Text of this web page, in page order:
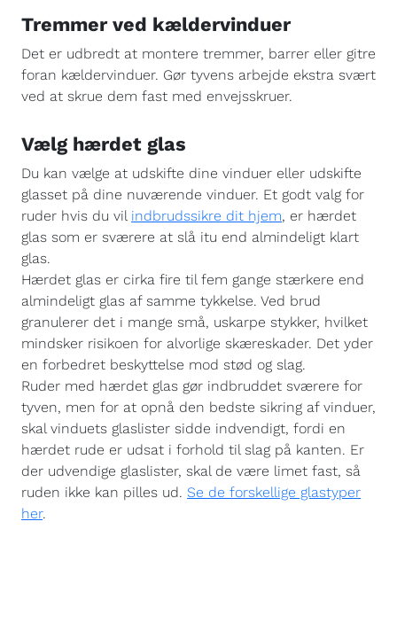
Tremmer ved kældervinduer
Det er udbredt at montere tremmer, barrer eller gitre
foran kældervinduer. Gør tyvens arbejde ekstra svært
ved at skrue dem fast med envejsskruer.
Vælg hærdet glas
Du kan vælge at udskifte dine vinduer eller udskifte
glasset på dine nuværende vinduer. Et godt valg for
ruder hvis du vil indbrudssikre dit hjem, er hærdet
glas som er sværere at slå itu end almindeligt klart
glas.
Hærdet glas er cirka fire til fem gange stærkere end
almindeligt glas af samme tykkelse. Ved brud
granulerer det i mange små, uskarpe stykker, hvilket
mindsker risikoen for alvorlige skæreskader. Det yder
en forbedret beskyttelse mod stød og slag.
Ruder med hærdet glas gør indbruddet sværere for
tyven, men for at opnå den bedste sikring af vinduer,
skal vinduets glaslister sidde indvendigt, fordi en
hærdet rude er udsat i forhold til slag på kanten. Er
der udvendige glaslister, skal de være limet fast, så
ruden ikke kan pilles ud. Se de forskellige glastyper
her.